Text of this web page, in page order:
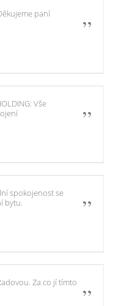
paní
Vše
spokojenost se
bytu.
Za co jí tímto